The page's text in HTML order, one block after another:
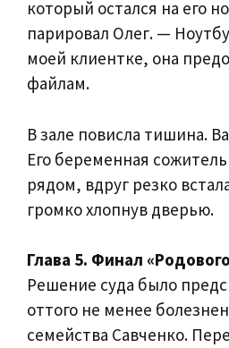
который остался на его
парировал Олег. —
моей клиентке, она
файлам.
В зале повисла тишина.
Его беременная
рядом, вдруг резко
громко хлопнув дверью.
Глава 5. Финал
Решение суда было
оттого не менее
семейства Савченко.